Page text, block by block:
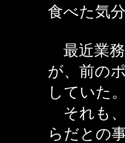
食べた気分
最近業
が、前の
していた。
それも、
らだとの